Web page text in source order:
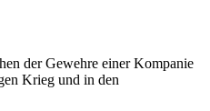
der Gewehre einer Kompanie
Krieg und in den